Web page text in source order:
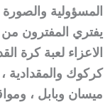
المسؤولية
يفتري المفترون من
الاعزاء لعبة كرة
كركوك والمقدادية ،
ميسان وبابل ،